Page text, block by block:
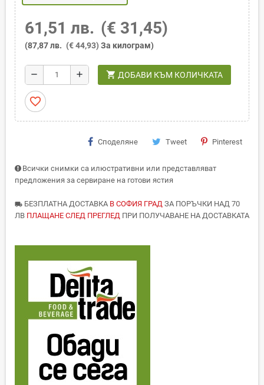
61,51 лв. (€ 31,45)
(87,87 лв. (€ 44,93) За килограм)
remove add shopping_cart ДОБАВИ КЪМ КОЛИЧКАТА
favorite_border
Споделяне Tweet Pinterest
Всички снимки са илюстративни или представляват
предложения за сервиране на готови ястия
local_shipping БЕЗПЛАТНА ДОСТАВКА В СОФИЯ ГРАД ЗА ПОРЪЧКИ НАД 70
ЛВ ПЛАЩАНЕ СЛЕД ПРЕГЛЕД ПРИ ПОЛУЧАВАНЕ НА ДОСТАВКАТА